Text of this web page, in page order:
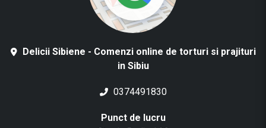
Delicii Sibiene - Comenzi online de torturi si prajituri
in Sibiu
0374491830
Punct de lucru